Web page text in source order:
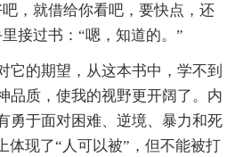
，就借给你看吧，要快点，还
接过书：“嗯，知道的。”
它的期望，从这本书中，学不到
品质，使我的视野更开阔了。内
勇于面对困难、逆境、暴力和死
体现了“人可以被”，但不能被打